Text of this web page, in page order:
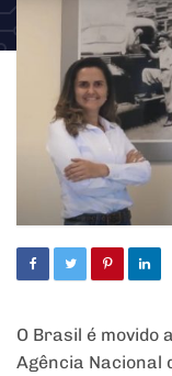
O Brasil é movido
Agência Nacional